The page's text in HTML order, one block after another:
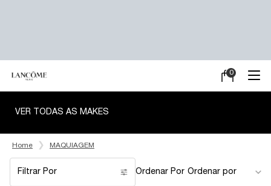
Meu
0
0 product in
VER TODAS AS MAKES
Home MAQUIAGEM
Filtrar Por
Filters menu
Ordenar Por